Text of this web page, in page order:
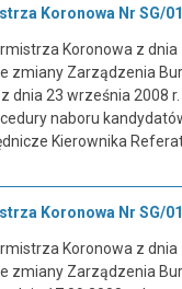
Koronowa Nr SG/
Koronowa z dnia
zmiany Zarządzenia
dnia 23 września 2008
naboru
Kierownika
Koronowa Nr SG/
Koronowa z dnia
zmiany Zarządzenia